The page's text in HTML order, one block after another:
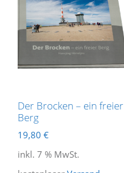
Der Brocken – ein freier
Berg
19,80 €
inkl. 7 % MwSt.